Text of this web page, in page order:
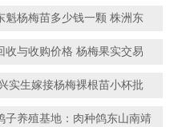
魁杨梅苗多少钱一颗 株洲东
收与收购价格 杨梅果实交易
实生嫁接杨梅裸根苗小杯批
子养殖基地：肉种鸽东山南靖